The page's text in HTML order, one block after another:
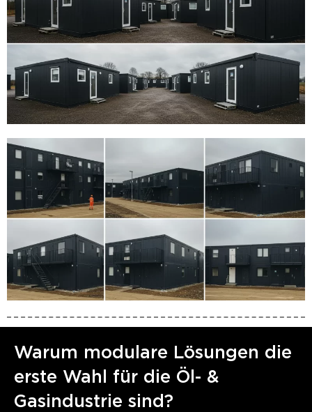
Warum modulare Lösungen die
erste Wahl für die Öl- &
Gasindustrie sind?